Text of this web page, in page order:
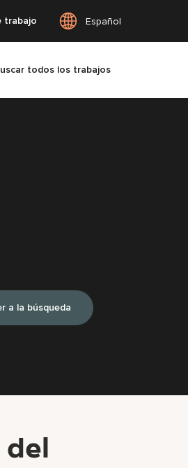
trabajo Español
todos los trabajos
a la búsqueda
del